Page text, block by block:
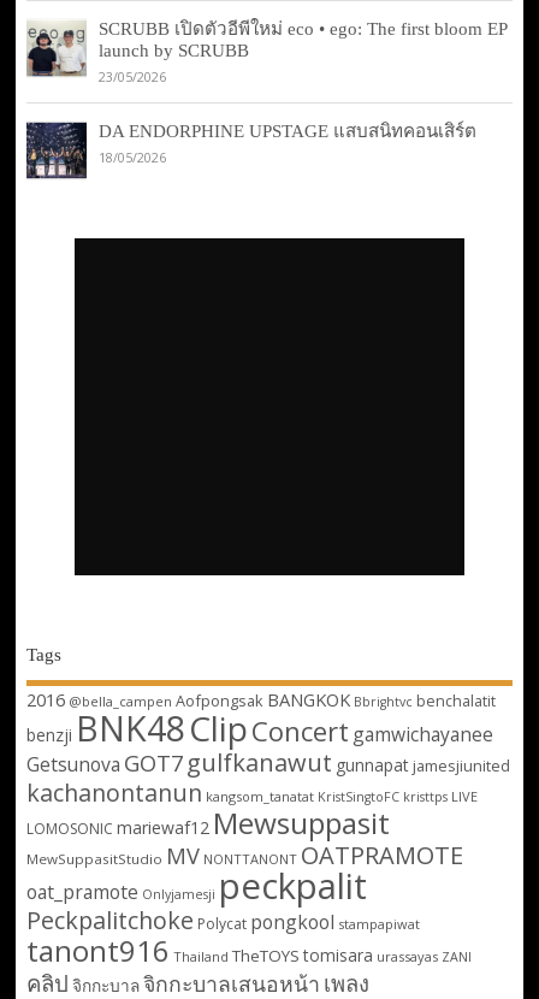
SCRUBB เปิดตัวอีพีใหม่ eco • ego: The first bloom EP
launch by SCRUBB
23/05/2026
DA ENDORPHINE UPSTAGE แสบสนิทคอนเสิร์ต
18/05/2026
Tags
2016 @bella_campen Aofpongsak BANGKOK Bbrightvc benchalatit
benzji BNK48ClipConcert gamwichayanee
Getsunova GOT7 gulfkanawut gunnapat jamesjiunited
kachanontanun kangsom_tanatat KristSingtoFC kristtps LIVE
LOMOSONIC mariewaf12 Mewsuppasit
MewSuppasitStudio MV NONTTANONT OATPRAMOTE
oat_pramote Onlyjamesji peckpalit
Peckpalitchoke Polycat pongkool stampapiwat
tanont916 Thailand TheTOYS tomisara urassayas ZANI
คลิป จิกกะบาลจิกกะบาลเสนอหน้า เพลง